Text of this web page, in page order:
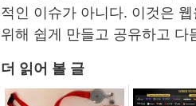
적인 이슈가 아니다. 이것은
위해 쉽게 만들고 공유하고
더 읽어 볼 글